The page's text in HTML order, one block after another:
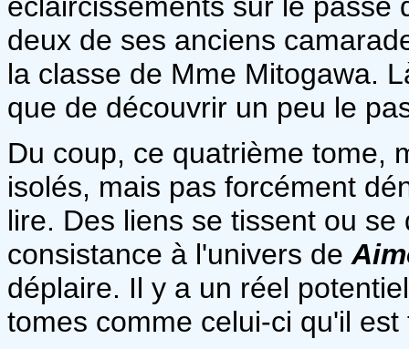
deux de ses anciens
la classe de Mme Mitogawa.
que de découvrir un peu le
Du coup, ce quatrième tome,
isolés, mais pas forcément
lire. Des liens se tissent ou
consistance à l'univers de
déplaire. Il y a un réel
tomes comme celui-ci qu'il